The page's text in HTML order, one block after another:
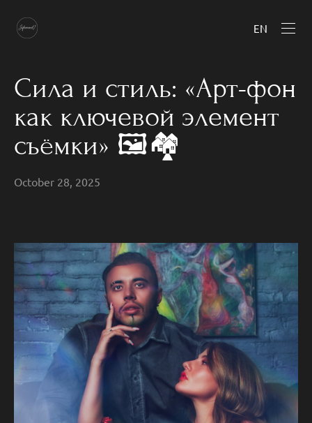
EN
Сила и стиль: «Арт-фон
как ключевой элемент
съёмки» 🖼️🏘️
October 28, 2025